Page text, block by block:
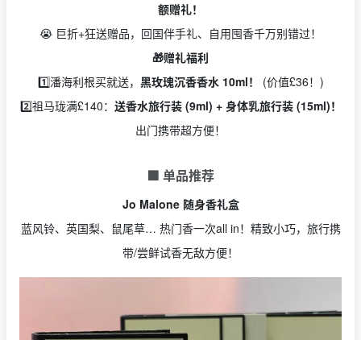
额赠礼！
😭 巨折+狂送赠品， 回国伴手礼、自用囤香千万别错过！
🎁赠礼福利
1️⃣潘海利根买就送， 黑玫瑰沉香香水 10ml！
(价值£36！)
2️⃣祖马珑满£140： 送香水旅行装 (9ml) + 身体乳旅行装 (15ml)！
出门携带超方便！
🟩 单品推荐
Jo Malone 随身香礼盒
蓝风铃、英国梨、鼠尾草… 热门香一次all in！精致小巧，旅行携
带/尝鲜试香无敌方便！